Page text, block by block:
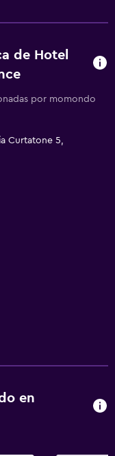
de Hotel
por momondo
Curtatone 5,
en